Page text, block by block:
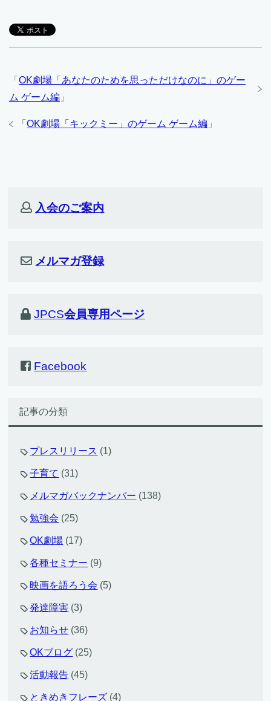
「 OK劇場「あなたのためを思っただけなのに」のゲー
ム ゲーム編 」
「 OK劇場「キックミー」のゲーム ゲーム編 」
入会のご案内
メルマガ登録
JPCS会員専用ページ
Facebook
記事の分類
プレスリリース (1)
子育て (31)
メルマガバックナンバー (138)
勉強会 (25)
OK劇場 (17)
各種セミナー (9)
映画を語ろう会 (5)
発達障害 (3)
お知らせ (36)
OKブログ (25)
活動報告 (45)
ときめきフレーズ (4)